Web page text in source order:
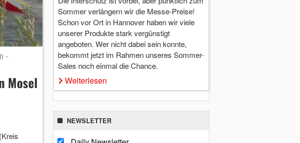
-
Mosel
Sommer verlängern wir die Messe-Preise!
Schon vor Ort in Hannover haben wir viele
unserer Produkte stark vergünstigt
angeboten. Wer nicht dabei sein konnte,
bekommt jetzt im Rahmen unseres Sommer-
Sales noch einmal die Chance.
Weiterlesen
NEWSLETTER